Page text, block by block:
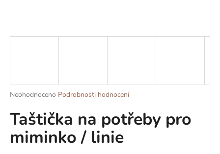
Průměrné
produktu
je
z
Neohodnoceno Podrobnosti hodnocení
Taštička na potřeby pro
miminko / linie
í